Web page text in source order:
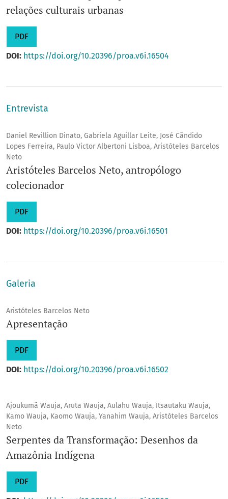
relações culturais urbanas
PDF
DOI: https://doi.org/10.20396/proa.v6i.16504
Entrevista
Daniel Revillion Dinato, Gabriela Aguillar Leite, José Cândido
Lopes Ferreira, Paulo Victor Albertoni Lisboa, Aristóteles Barcelos
Neto
Aristóteles Barcelos Neto, antropólogo
colecionador
PDF
DOI: https://doi.org/10.20396/proa.v6i.16501
Galeria
Aristóteles Barcelos Neto
Apresentação
PDF
DOI: https://doi.org/10.20396/proa.v6i.16502
Ajoukumã Wauja, Aruta Wauja, Aulahu Wauja, Itsautaku Wauja,
Kamo Wauja, Kaomo Wauja, Yanahim Wauja, Aristóteles Barcelos
Neto
Serpentes da Transformação: Desenhos da
Amazônia Indígena
PDF